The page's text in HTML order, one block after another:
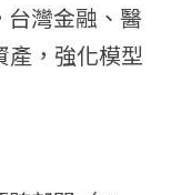
台灣金融、醫
產，強化模型